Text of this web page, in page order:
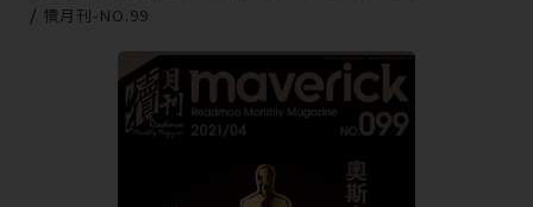
【公告】琅琅讀墨數位閱讀資產合併與書櫃開通申請
犢月刊-NO.99